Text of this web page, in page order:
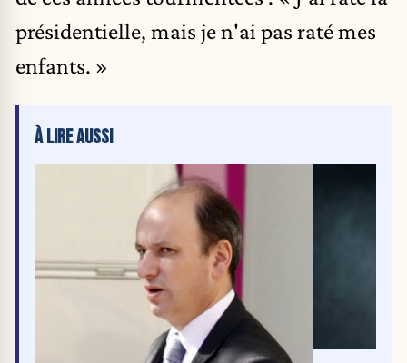
présidentielle, mais je n'ai pas raté mes
enfants. »
À LIRE AUSSI